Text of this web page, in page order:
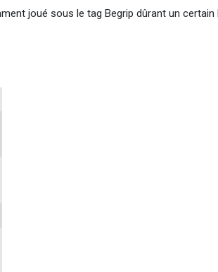
joué sous le tag Begrip dûrant un certain